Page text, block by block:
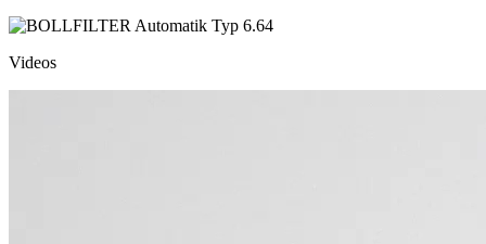
Videos